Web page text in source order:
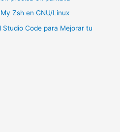
Zsh en GNU/Linux
Studio Code para Mejorar tu